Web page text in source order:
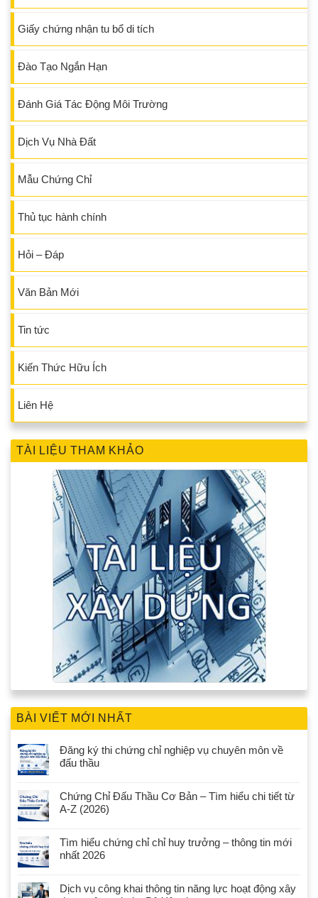
Giấy chứng nhận tu bổ di tích
Đào Tạo Ngắn Hạn
Đánh Giá Tác Động Môi Trường
Dịch Vụ Nhà Đất
Mẫu Chứng Chỉ
Thủ tục hành chính
Hỏi – Đáp
Văn Bản Mới
Tin tức
Kiến Thức Hữu Ích
Liên Hệ
TÀI LIỆU THAM KHẢO
BÀI VIẾT MỚI NHẤT
Đăng ký thi chứng chỉ nghiệp vụ chuyên môn về
đấu thầu
Chứng Chỉ Đấu Thầu Cơ Bản – Tìm hiểu chi tiết từ
A-Z (2026)
Tìm hiểu chứng chỉ chỉ huy trưởng – thông tin mới
nhất 2026
Dịch vụ công khai thông tin năng lực hoạt động xây